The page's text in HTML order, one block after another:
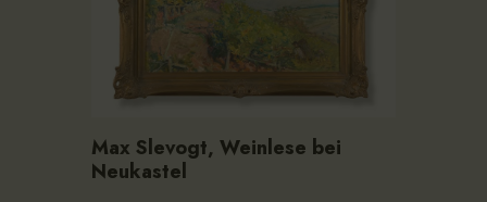
Max Slevogt, Weinlese bei
Neukastel